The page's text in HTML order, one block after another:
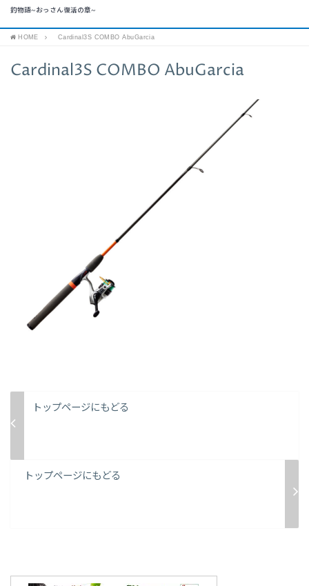
釣物語~おっさん復活の章~
HOME Cardinal3S COMBO AbuGarcia
Cardinal3S COMBO AbuGarcia
トップページにもどる
トップページにもどる